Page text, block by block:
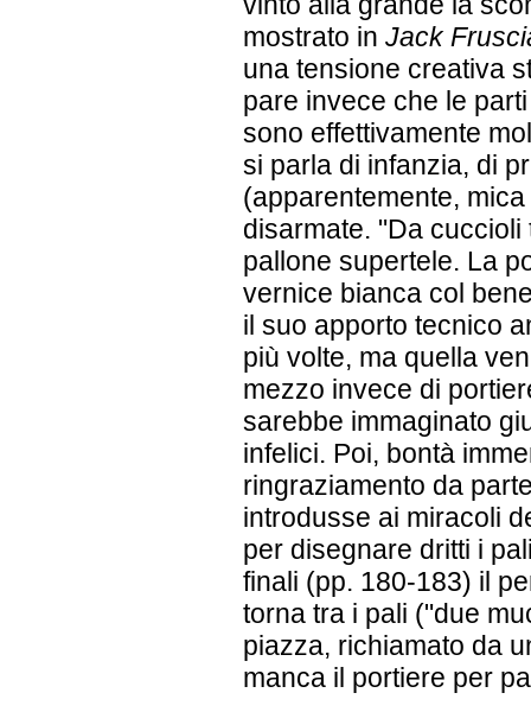
mostrato in Jack
una tensione creativa
pare invece che le
sono effettivamente
si parla di infanzia, di
(apparentemente,
disarmate. "Da
pallone supertele. La
vernice bianca col
il suo apporto tecnico
più volte, ma quella
mezzo invece di
sarebbe immaginato
infelici. Poi, bontà
ringraziamento da
introdusse ai miracoli
per disegnare dritti i
finali (pp. 180-183) il
torna tra i pali ("due
piazza, richiamato da
manca il portiere per